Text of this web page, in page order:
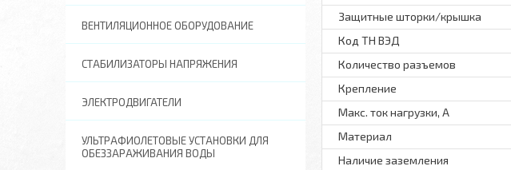
Защитные шторки/крышка
Код ТН ВЭД
Количество разъемов
Крепление
Макс. ток нагрузки, А
Материал
Наличие заземления
ВЕНТИЛЯЦИОННОЕ ОБОРУДОВАНИЕ
СТАБИЛИЗАТОРЫ НАПРЯЖЕНИЯ
ЭЛЕКТРОДВИГАТЕЛИ
УЛЬТРАФИОЛЕТОВЫЕ УСТАНОВКИ ДЛЯ
ОБЕЗЗАРАЖИВАНИЯ ВОДЫ